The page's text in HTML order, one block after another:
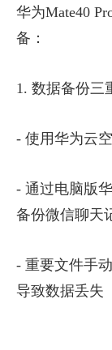
华为Mate40
备：
1. 数据备份三
- 使用华为云
- 通过电脑版
备份微信聊天
- 重要文件手
导致数据丢失